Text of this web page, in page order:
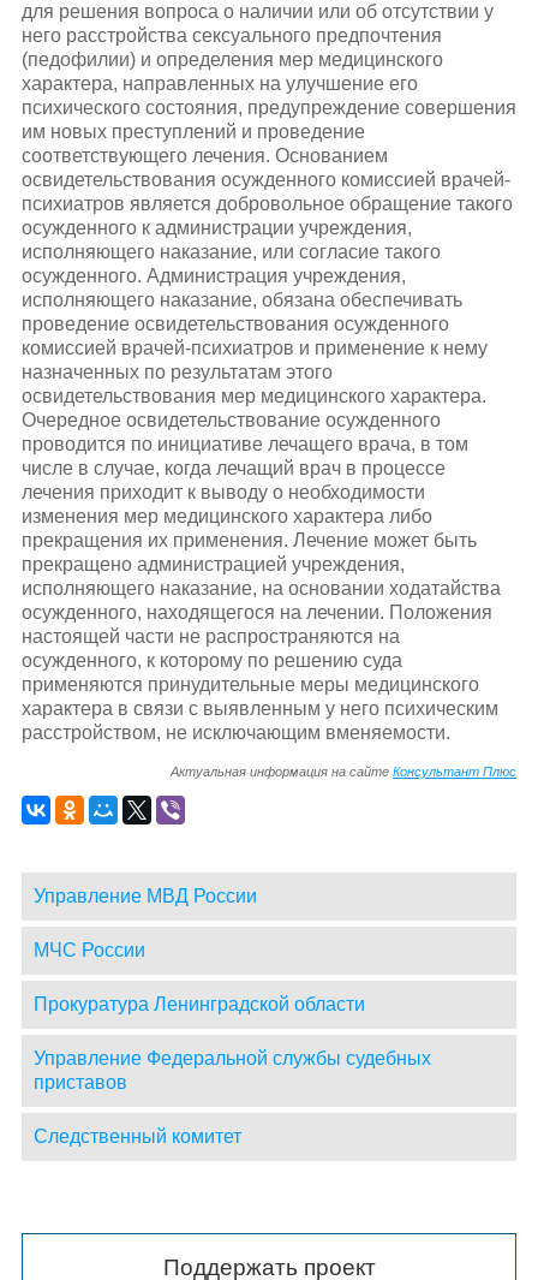
для решения вопроса о наличии или об отсутствии у
него расстройства сексуального предпочтения
(педофилии) и определения мер медицинского
характера, направленных на улучшение его
психического состояния, предупреждение совершения
им новых преступлений и проведение
соответствующего лечения. Основанием
освидетельствования осужденного комиссией врачей-
психиатров является добровольное обращение такого
осужденного к администрации учреждения,
исполняющего наказание, или согласие такого
осужденного. Администрация учреждения,
исполняющего наказание, обязана обеспечивать
проведение освидетельствования осужденного
комиссией врачей-психиатров и применение к нему
назначенных по результатам этого
освидетельствования мер медицинского характера.
Очередное освидетельствование осужденного
проводится по инициативе лечащего врача, в том
числе в случае, когда лечащий врач в процессе
лечения приходит к выводу о необходимости
изменения мер медицинского характера либо
прекращения их применения. Лечение может быть
прекращено администрацией учреждения,
исполняющего наказание, на основании ходатайства
осужденного, находящегося на лечении. Положения
настоящей части не распространяются на
осужденного, к которому по решению суда
применяются принудительные меры медицинского
характера в связи с выявленным у него психическим
расстройством, не исключающим вменяемости.
Актуальная информация на сайтеКонсультант Плюс
Управление МВД России
МЧС России
Прокуратура Ленинградской области
Управление Федеральной службы судебных
приставов
Следственный комитет
Поддержать проект